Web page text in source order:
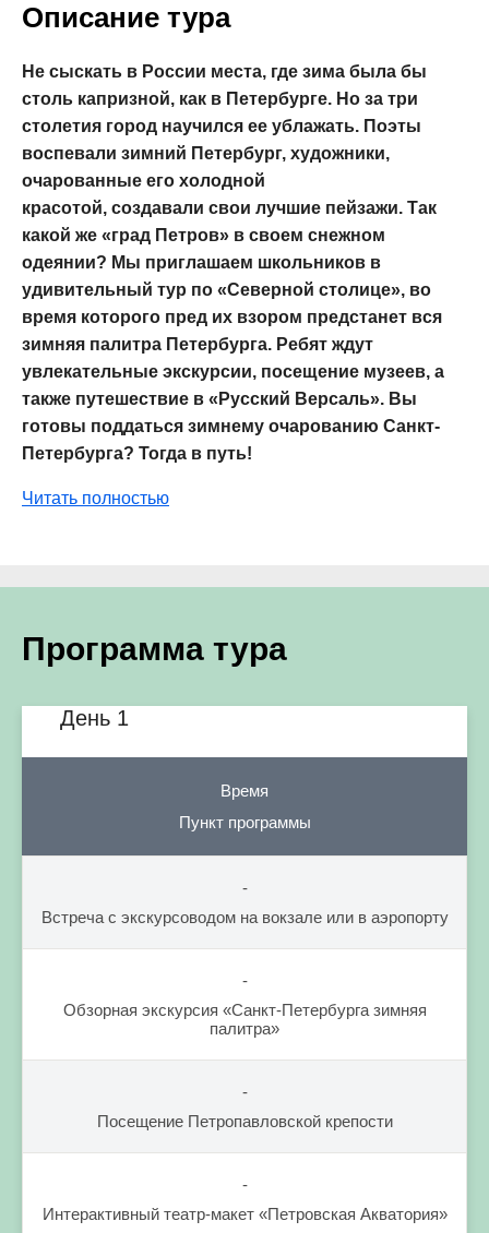
Описание тура
Не сыскать в России места, где зима была бы
столь капризной, как в Петербурге. Но за три
столетия город научился ее ублажать. Поэты
воспевали зимний Петербург, художники,
очарованные его холодной
красотой, создавали свои лучшие пейзажи. Так
какой же «град Петров» в своем снежном
одеянии? Мы приглашаем школьников в
удивительный тур по «Северной столице», во
время которого пред их взором предстанет вся
зимняя палитра Петербурга. Ребят ждут
увлекательные экскурсии, посещение музеев, а
также путешествие в «Русский Версаль». Вы
готовы поддаться зимнему очарованию Санкт-
Петербурга? Тогда в путь!
Читать полностью
Программа тура
День 1
Время
Пункт программы
-
Встреча с экскурсоводом на вокзале или в аэропорту
-
Обзорная экскурсия «Санкт-Петербурга зимняя
палитра»
-
Посещение Петропавловской крепости
-
Интерактивный театр-макет «Петровская Акватория»